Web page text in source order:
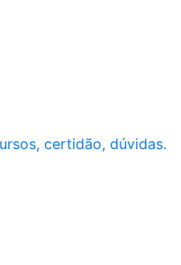
certidão, dúvidas.